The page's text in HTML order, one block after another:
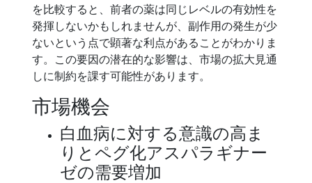
を比較すると、前者の薬は同じレベルの有効性を
発揮しないかもしれませんが、副作用の発生が少
ないという点で顕著な利点があることがわかりま
す。この要因の潜在的な影響は、市場の拡大見通
しに制約を課す可能性があります。
市場機会
白血病に対する意識の高ま
りとペグ化アスパラギナー
ゼの需要増加